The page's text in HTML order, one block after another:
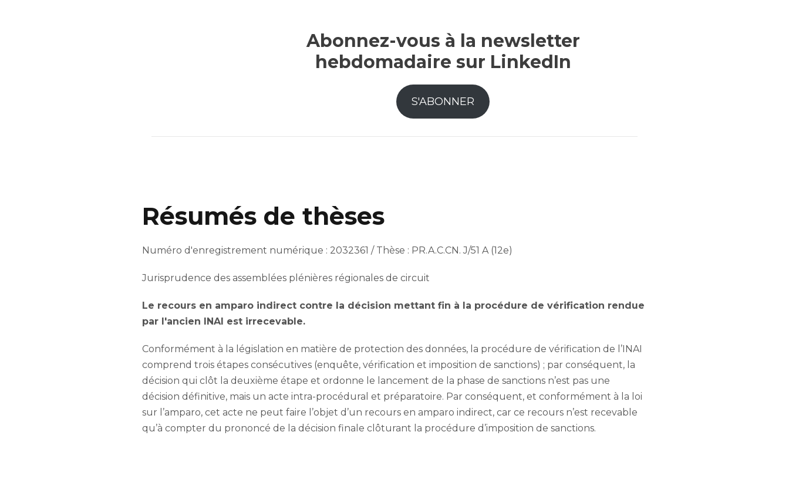
Abonnez-vous à la newsletter
hebdomadaire sur LinkedIn
S'ABONNER
Résumés de thèses
Numéro d'enregistrement numérique : 2032361 / Thèse : PR.A.C.CN. J/51 A (12e)
Jurisprudence des assemblées plénières régionales de circuit
Le recours en amparo indirect contre la décision mettant fin à la procédure de vérification rendue
par l'ancien INAI est irrecevable.
Conformément à la législation en matière de protection des données, la procédure de vérification de l’INAI
comprend trois étapes consécutives (enquête, vérification et imposition de sanctions) ; par conséquent, la
décision qui clôt la deuxième étape et ordonne le lancement de la phase de sanctions n’est pas une
décision définitive, mais un acte intra-procédural et préparatoire. Par conséquent, et conformément à la loi
sur l’amparo, cet acte ne peut faire l’objet d’un recours en amparo indirect, car ce recours n’est recevable
qu’à compter du prononcé de la décision finale clôturant la procédure d’imposition de sanctions.